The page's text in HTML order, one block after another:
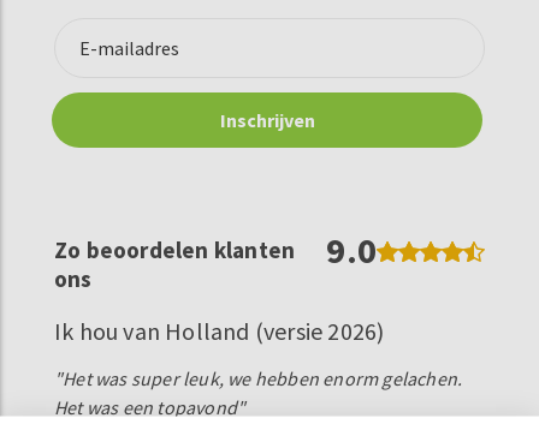
Zo beoordelen klanten
ons
9.0
Ik hou van Holland (versie 2026)
"Het was super leuk, we hebben enorm gelachen.
Het was een topavond"